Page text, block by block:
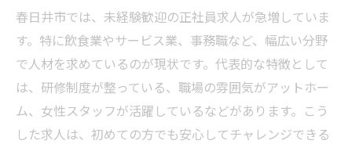
春日井市では、未経験歓迎の正社員求人が急増していま
す。特に飲食業やサービス業、事務職など、幅広い分野
で人材を求めているのが現状です。代表的な特徴として
は、研修制度が整っている、職場の雰囲気がアットホー
ム、女性スタッフが活躍しているなどがあります。こう
した求人は、初めての方でも安心してチャレンジできる